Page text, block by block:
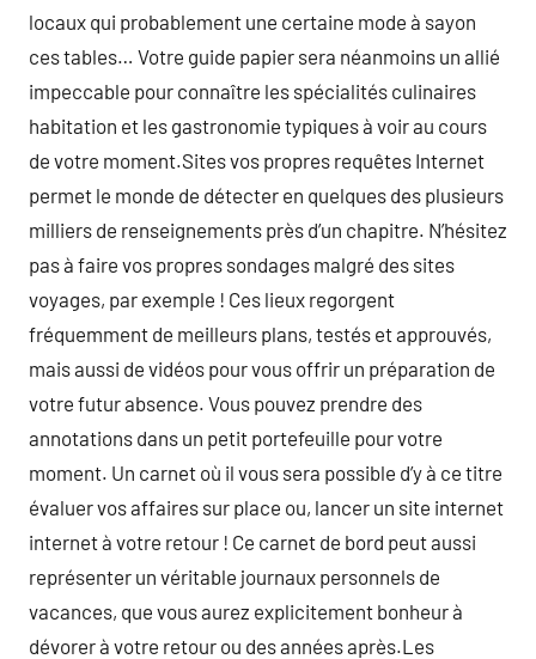
locaux qui probablement une certaine mode à sayon
ces tables… Votre guide papier sera néanmoins un allié
impeccable pour connaître les spécialités culinaires
habitation et les gastronomie typiques à voir au cours
de votre moment.Sites vos propres requêtes Internet
permet le monde de détecter en quelques des plusieurs
milliers de renseignements près d’un chapitre. N’hésitez
pas à faire vos propres sondages malgré des sites
voyages, par exemple ! Ces lieux regorgent
fréquemment de meilleurs plans, testés et approuvés,
mais aussi de vidéos pour vous offrir un préparation de
votre futur absence. Vous pouvez prendre des
annotations dans un petit portefeuille pour votre
moment. Un carnet où il vous sera possible d’y à ce titre
évaluer vos affaires sur place ou, lancer un site internet
internet à votre retour ! Ce carnet de bord peut aussi
représenter un véritable journaux personnels de
vacances, que vous aurez explicitement bonheur à
dévorer à votre retour ou des années après.Les